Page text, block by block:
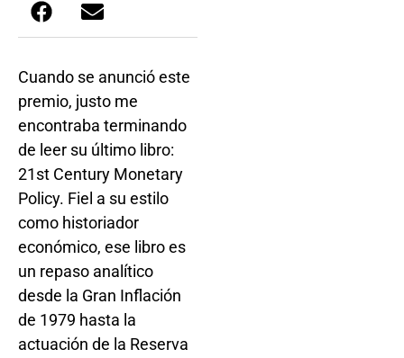
Cuando se anunció este
premio, justo me
encontraba terminando
de leer su último libro:
21st Century Monetary
Policy. Fiel a su estilo
como historiador
económico, ese libro es
un repaso analítico
desde la Gran Inflación
de 1979 hasta la
actuación de la Reserva